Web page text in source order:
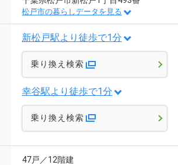
松戸市の暮らしデータを見る
新松戸駅より徒歩で1分
乗り換え検索
幸谷駅より徒歩で1分
乗り換え検索
47戸／12階建